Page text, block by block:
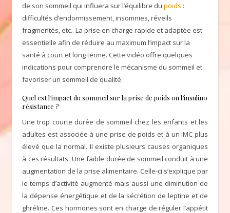
de son sommeil qui influera sur l’équilibre du poids :
difficultés d’endormissement, insomnies, réveils
fragmentés, etc.. La prise en charge rapide et adaptée est
essentielle afin de réduire au maximum l’impact sur la
santé à court et long terme. Cette vidéo offre quelques
indications pour comprendre le mécanisme du sommeil et
favoriser un sommeil de qualité.
Quel est l’impact du sommeil sur la prise de poids ou l’insulino
résistance ?
Une trop courte durée de sommeil chez les enfants et les
adultes est associée à une prise de poids et à un IMC plus
élevé que la normal. Il existe plusieurs causes organiques
à ces résultats. Une faible durée de sommeil conduit à une
augmentation de la prise alimentaire. Celle-ci s’explique par
le temps d’activité augmenté mais aussi une diminution de
la dépense énergétique et de la sécrétion de leptine et de
ghréline. Ces hormones sont en charge de réguler l’appétit